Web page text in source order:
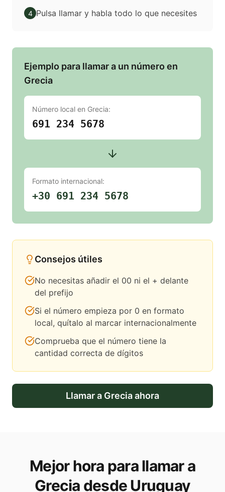
4 Pulsa llamar y habla todo lo que necesites
Ejemplo para llamar a un número en
Grecia
Número local en Grecia:
691 234 5678
Formato internacional:
+30 691 234 5678
Consejos útiles
No necesitas añadir el 00 ni el + delante
del prefijo
Si el número empieza por 0 en formato
local, quítalo al marcar internacionalmente
Comprueba que el número tiene la
cantidad correcta de dígitos
Llamar a Greciaahora
Mejor hora para llamar a
Grecia desde Uruguay